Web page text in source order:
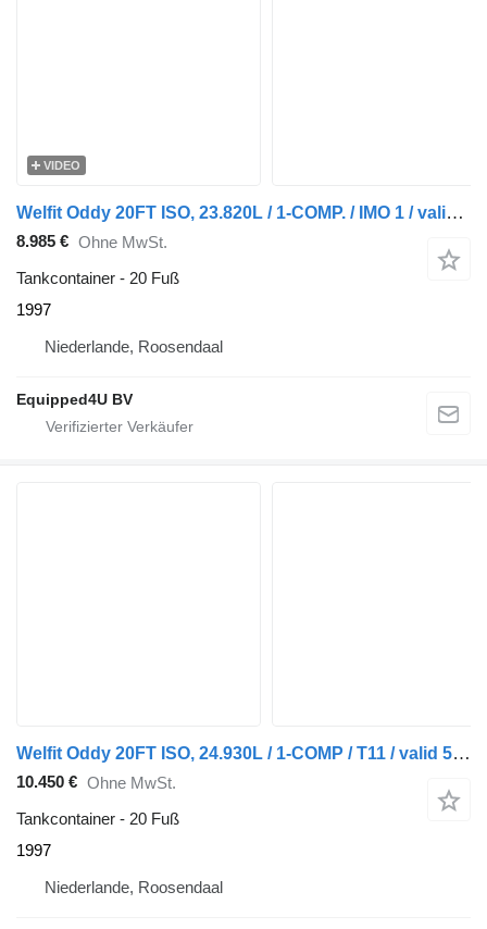
VIDEO
Welfit Oddy 20FT ISO, 23.820L / 1-COMP. / IMO 1 / valid 5Y/CSC-inspection ti
8.985 € Ohne MwSt.
Tankcontainer - 20 Fuß
1997
Niederlande, Roosendaal
Equipped4U BV
Welfit Oddy 20FT ISO, 24.930L / 1-COMP / T11 / valid 5Y/CSC-inspection till
10.450 € Ohne MwSt.
Tankcontainer - 20 Fuß
1997
Niederlande, Roosendaal